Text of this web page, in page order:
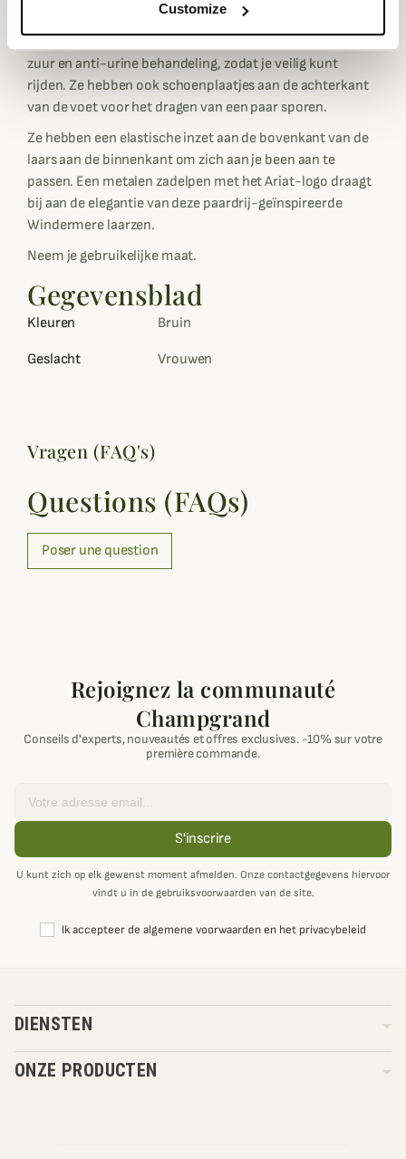
Customize
zijn en zonder zorgen modder en water aankunnen.
Ariat heeft ze voorzien van een antislipzool met een anti-
zuur en anti-urine behandeling, zodat je veilig kunt
rijden. Ze hebben ook schoenplaatjes aan de achterkant
van de voet voor het dragen van een paar sporen.
Ze hebben een elastische inzet aan de bovenkant van de
laars aan de binnenkant om zich aan je been aan te
passen. Een metalen zadelpen met het Ariat-logo draagt
bij aan de elegantie van deze paardrij-geïnspireerde
Windermere laarzen.
Neem je gebruikelijke maat.
Gegevensblad
Kleuren Bruin
Geslacht Vrouwen
Vragen (FAQ's)
Questions (FAQs)
Poser une question
Rejoignez la communauté
Champgrand
Conseils d'experts, nouveautés et offres exclusives. -10% sur votre
première commande.
S'inscrire
U kunt zich op elk gewenst moment afmelden. Onze contactgegevens hiervoor
vindt u in de gebruiksvoorwaarden van de site.
Ik accepteer de algemene voorwaarden en het privacybeleid
DIENSTEN
ONZE PRODUCTEN